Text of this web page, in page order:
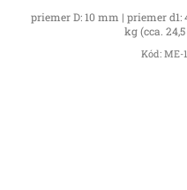
priemer D: 10 mm | priemer
kg (cca.
Kód: ME-